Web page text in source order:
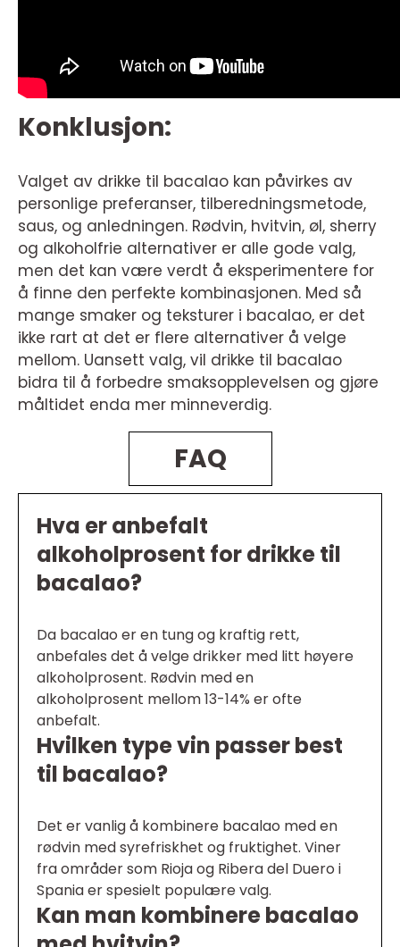
Konklusjon:
Valget av drikke til bacalao kan påvirkes av
personlige preferanser, tilberedningsmetode,
saus, og anledningen. Rødvin, hvitvin, øl, sherry
og alkoholfrie alternativer er alle gode valg,
men det kan være verdt å eksperimentere for
å finne den perfekte kombinasjonen. Med så
mange smaker og teksturer i bacalao, er det
ikke rart at det er flere alternativer å velge
mellom. Uansett valg, vil drikke til bacalao
bidra til å forbedre smaksopplevelsen og gjøre
måltidet enda mer minneverdig.
FAQ
Hva er anbefalt
alkoholprosent for drikke til
bacalao?
Da bacalao er en tung og kraftig rett,
anbefales det å velge drikker med litt høyere
alkoholprosent. Rødvin med en
alkoholprosent mellom 13-14% er ofte
anbefalt.
Hvilken type vin passer best
til bacalao?
Det er vanlig å kombinere bacalao med en
rødvin med syrefriskhet og fruktighet. Viner
fra områder som Rioja og Ribera del Duero i
Spania er spesielt populære valg.
Kan man kombinere bacalao